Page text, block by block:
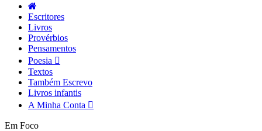
Escritores
Livros
Provérbios
Pensamentos
Poesia
Textos
Também Escrevo
Livros infantis
A Minha Conta
Em Foco